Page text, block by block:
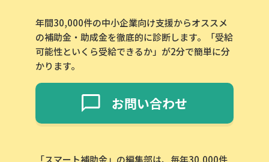
年間30,000件の中小企業向け支援からオススメ
の補助金・助成金を徹底的に診断します。「受給
可能性といくら受給できるか」が2分で簡単に分
かります。
お問い合わせ
「スマート補助金」の編集部は、毎年30,000件